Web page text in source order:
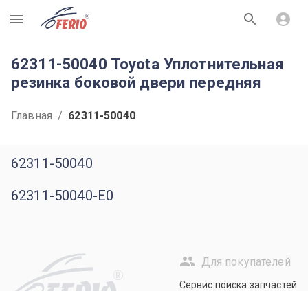
R
62311-50040 Toyota Уплотнительная
резинка боковой двери передняя
Главная / 62311-50040
62311-50040
62311-50040-E0
R
Для покупателей
Сервис поиска запчастей